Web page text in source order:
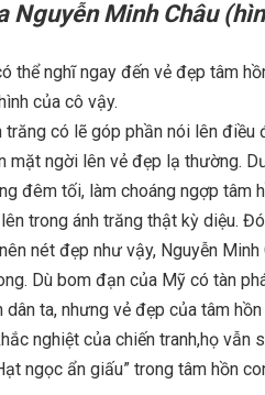
Nguyễn Minh Châu
thể nghĩ ngay đến vẻ đẹp tâm
của cô vậy.
có lẽ góp phần nói lên điều
mặt ngời lên vẻ đẹp lạ thường.
đêm tối, làm choáng ngợp tâm
trong ánh trăng thật kỳ diệu.
nét đẹp như vậy, Nguyễn Minh
Dù bom đạn của Mỹ có tàn
ta, nhưng vẻ đẹp của tâm
nghiệt của chiến tranh,họ vẫn
ngọc ẩn giấu” trong tâm hồn